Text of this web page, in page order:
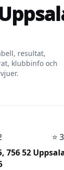
resultat,
klubbinfo och
⭐
756 52